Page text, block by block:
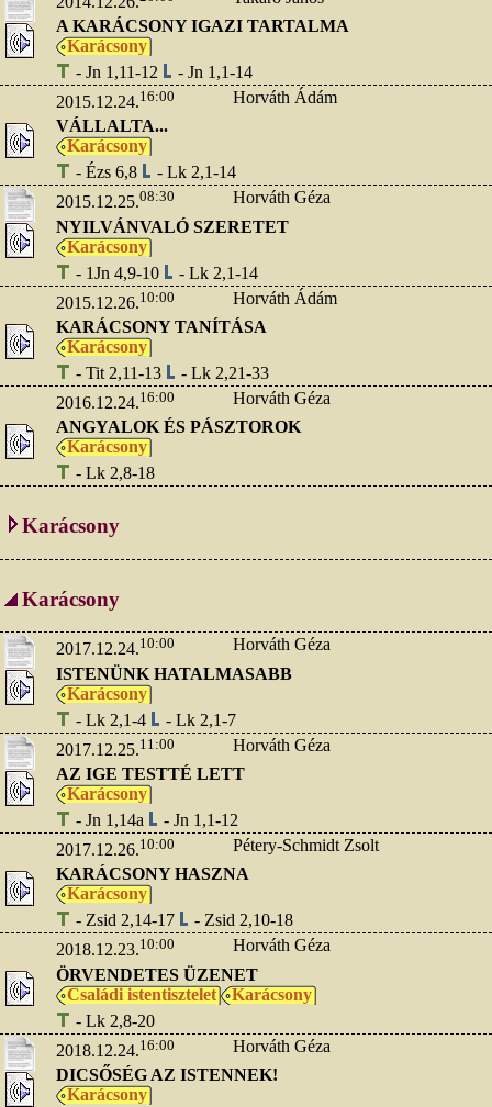
A KARÁCSONY IGAZI TARTALMA
Karácsony
- Jn 1,11-12
- Jn 1,1-14
2015.12.24.16:00
Horváth Ádám
VÁLLALTA...
Karácsony
- Ézs 6,8
- Lk 2,1-14
2015.12.25.08:30
Horváth Géza
NYILVÁNVALÓ SZERETET
Karácsony
- 1Jn 4,9-10
- Lk 2,1-14
2015.12.26.10:00
Horváth Ádám
KARÁCSONY TANÍTÁSA
Karácsony
- Tit 2,11-13
- Lk 2,21-33
2016.12.24.16:00
Horváth Géza
ANGYALOK ÉS PÁSZTOROK
Karácsony
- Lk 2,8-18
Karácsony
Karácsony
2017.12.24.10:00
Horváth Géza
ISTENÜNK HATALMASABB
Karácsony
- Lk 2,1-4
- Lk 2,1-7
2017.12.25.11:00
Horváth Géza
AZ IGE TESTTÉ LETT
Karácsony
- Jn 1,14a
- Jn 1,1-12
2017.12.26.10:00
Pétery-Schmidt Zsolt
KARÁCSONY HASZNA
Karácsony
- Zsid 2,14-17
- Zsid 2,10-18
2018.12.23.10:00
Horváth Géza
ÖRVENDETES ÜZENET
Családi istentisztelet
Karácsony
- Lk 2,8-20
2018.12.24.16:00
Horváth Géza
DICSŐSÉG AZ ISTENNEK!
Karácsony